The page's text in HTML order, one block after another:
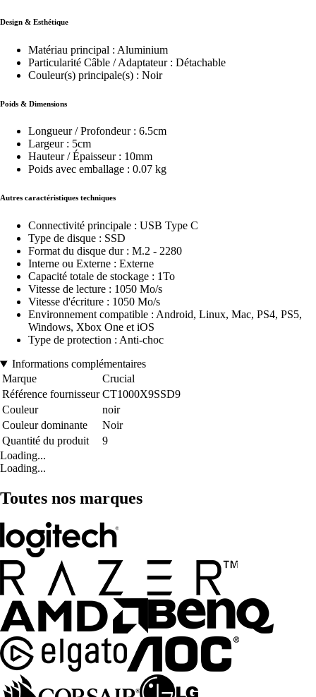
Design & Esthétique
Matériau principal : Aluminium
Particularité Câble / Adaptateur : Détachable
Couleur(s) principale(s) : Noir
Poids & Dimensions
Longueur / Profondeur : 6.5cm
Largeur : 5cm
Hauteur / Épaisseur : 10mm
Poids avec emballage : 0.07 kg
Autres caractéristiques techniques
Connectivité principale : USB Type C
Type de disque : SSD
Format du disque dur : M.2 - 2280
Interne ou Externe : Externe
Capacité totale de stockage : 1To
Vitesse de lecture : 1050 Mo/s
Vitesse d'écriture : 1050 Mo/s
Environnement compatible : Android, Linux, Mac, PS4, PS5,
Windows, Xbox One et iOS
Type de protection : Anti-choc
Informations complémentaires
Marque
Crucial
Référence fournisseur CT1000X9SSD9
Couleur
noir
Couleur dominante
Noir
Quantité du produit
9
Loading...
Loading...
Toutes nos marques